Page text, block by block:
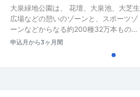
大泉緑地公園は、 花壇、大泉池、大芝生
広場などの憩いのゾーンと、スポーツゾ
ーンなどからなる約200種32万本もの…
申込月から3ヶ月間